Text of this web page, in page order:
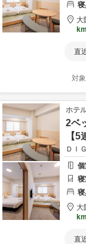
大
km
直
対
ホテ
2ベ
【
ＤＩ
大
km
直